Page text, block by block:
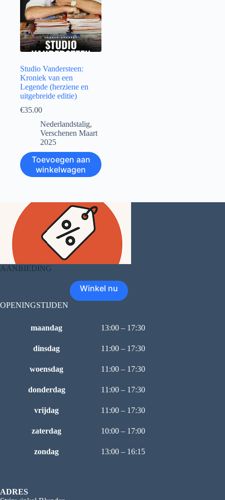
Studio Vandersteen:
Kroniek van een
Legende (herziene en
uitgebreide editie)
€35.00
Nederlandstalig,
Verschenen Maart
2025
Toevoegen aan
winkelwagen
AANBIEDING
Winkel nu
OPENINGSTIJDEN
maandag 13:00 – 17:30
dinsdag 11:00 – 17:30
woensdag 11:00 – 17:30
donderdag 11:00 – 17:30
vrijdag 11:00 – 17:30
zaterdag 10:00 – 17:00
zondag 13:00 – 16:15
ADRES